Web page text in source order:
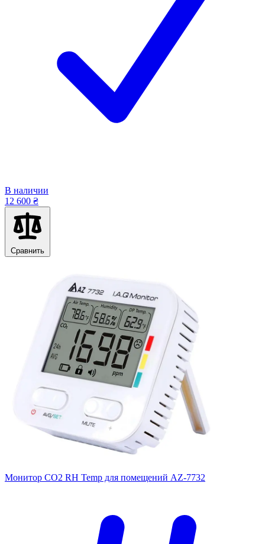
В наличии
12 600 ₴
Сравнить
Монитор CO2 RH Temp для помещений AZ-7732